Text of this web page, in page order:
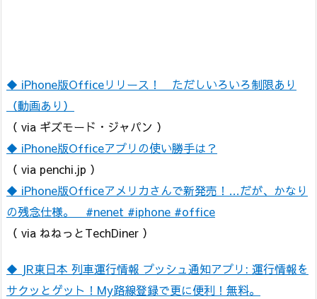
◆ iPhone版Officeリリース！ ただしいろいろ制限あり
（動画あり）
（ via ギズモード・ジャパン ）
◆ iPhone版Officeアプリの使い勝手は？
（ via penchi.jp ）
◆ iPhone版Officeアメリカさんで新発売！…だが、かなり
の残念仕様。 #nenet #iphone #office
（ via ねねっとTechDiner ）
◆ JR東日本 列車運行情報 プッシュ通知アプリ: 運行情報を
サクッとゲット！My路線登録で更に便利！無料。